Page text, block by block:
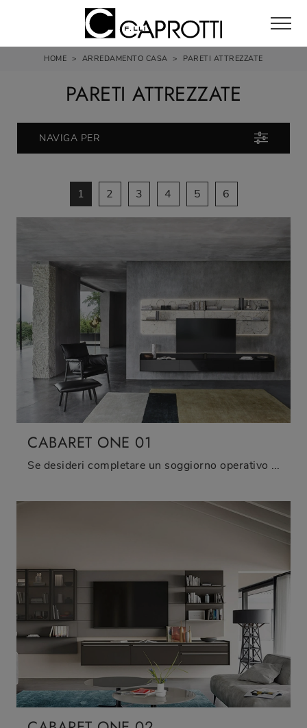
HOME > ARREDAMENTO CASA > PARETI ATTREZZATE
PARETI ATTREZZATE
NAVIGA PER
1 2 3 4 5 6
CABARET ONE 01
Se desideri completare un soggiorno operativo e pratico dalle linee moderne, ti presentiamo la parete attrezzata Cabaret One 01 Sangiacomo.